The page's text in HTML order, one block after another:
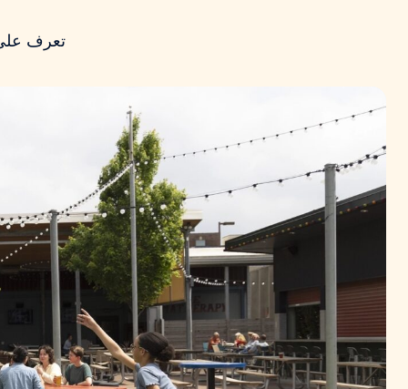
تعرف